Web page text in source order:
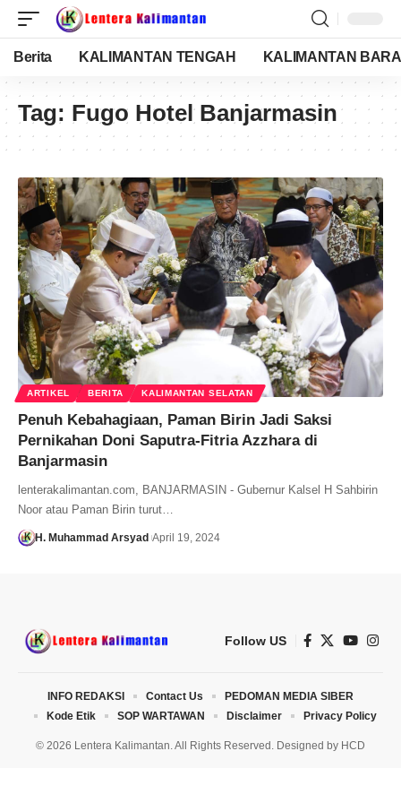
Berita KALIMANTAN TENGAH KALIMANTAN
Tag: Fugo Hotel Banjarmasin
ARTIKEL BERITA KALIMANTAN SELATAN
Penuh Kebahagiaan, Paman Birin Jadi Saksi
Pernikahan Doni Saputra-Fitria Azzhara di
Banjarmasin
lenterakalimantan.com, BANJARMASIN - Gubernur Kalsel H Sahbirin
Noor atau Paman Birin turut…
H. Muhammad Arsyad April 19, 2024
Follow US
© 2026 Lentera Kalimantan. All Rights Reserved. Designed by HCD
INFO REDAKSI Contact Us
PEDOMAN MEDIA SIBER
Kode Etik
SOP WARTAWAN Disclaimer Privacy Policy